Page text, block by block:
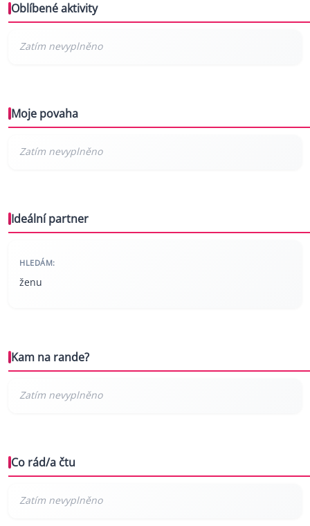
Oblíbené aktivity
Moje povaha
Ideální partner
HLEDÁM:
ženu
Kam na rande?
Co rád/a čtu